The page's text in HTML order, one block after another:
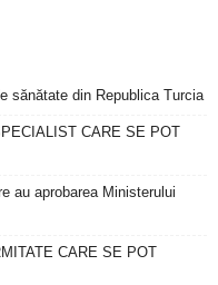
sănătate din Republica Turcia
CARE SE POT
au aprobarea Ministerului
CARE SE POT